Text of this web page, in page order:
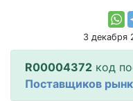
3
R00004372 код
Поставщиков